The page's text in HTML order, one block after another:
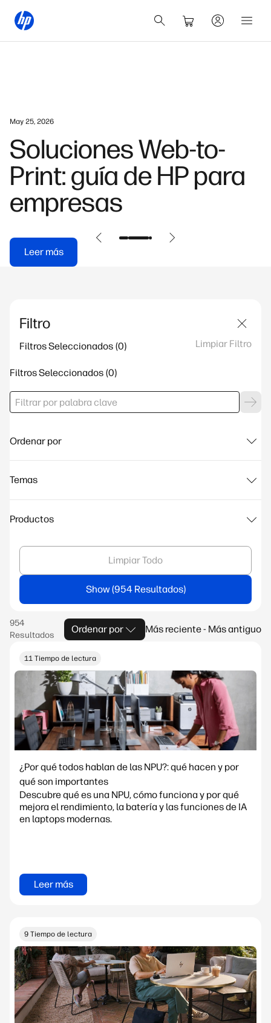
May 25, 2026
Soluciones Web-to-
Print: guía de HP para
empresas
Leer más
Filtro
Filtros Seleccionados Limpiar Filtro
Filtros Seleccionados
Ordenar por
Temas
Productos
Limpiar Todo
Show
Ordenar por Más reciente - Más antiguo
11 Tiempo de lectura
¿Por qué todos hablan de las NPU?: qué hacen y por
qué son importantes
Descubre qué es una NPU, cómo funciona y por qué
mejora el rendimiento, la batería y las funciones de IA
en laptops modernas.
Leer más
9 Tiempo de lectura